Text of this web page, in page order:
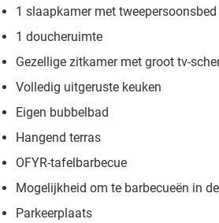
1 slaapkamer met tweepersoonsbed
1 doucheruimte
Gezellige zitkamer met groot tv-
Volledig uitgeruste keuken
Eigen bubbelbad
Hangend terras
OFYR-tafelbarbecue
Mogelijkheid om te barbecueën in
Parkeerplaats